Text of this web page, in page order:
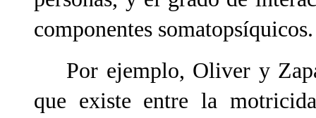
componentes somatopsíquicos.
Por ejemplo, Oliver y
que existe entre la